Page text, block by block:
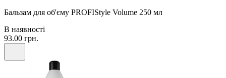
Бальзам для об'єму PROFIStyle Volume 250 мл
В наявності
93.00 грн.